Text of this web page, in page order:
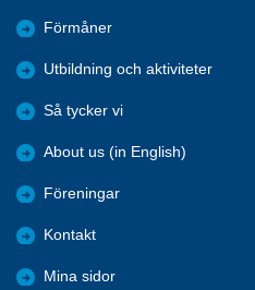
Förmåner
Utbildning och aktiviteter
Så tycker vi
About us (in English)
Föreningar
Kontakt
Mina sidor